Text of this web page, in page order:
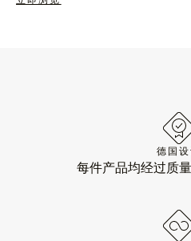
德国
每件产品均经过质